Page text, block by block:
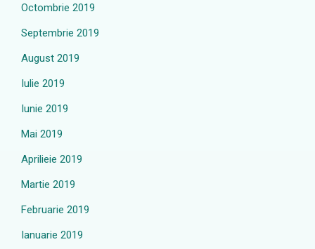
Octombrie 2019
Septembrie 2019
August 2019
Iulie 2019
Iunie 2019
Mai 2019
Aprilieie 2019
Martie 2019
Februarie 2019
Ianuarie 2019